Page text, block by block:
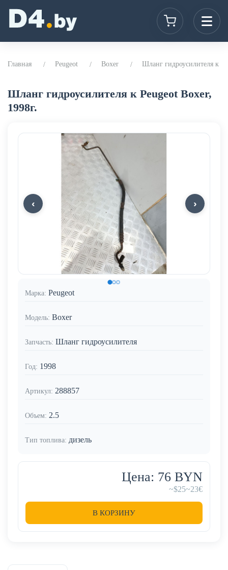
Главная Peugeot Boxer Шланг гидроусилителя к
Шланг гидроусилителя к Peugeot Boxer,
1998г.
Марка: Peugeot
Модель: Boxer
Запчасть: Шланг гидроусилителя
Год: 1998
Артикул: 288857
Объем: 2.5
Тип топлива: дизель
Цена: 76 BYN
~$25~23€
В КОРЗИНУ